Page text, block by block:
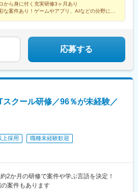
から身に付く充実研修3ヶ月あり
な案件あり！ゲームやアプリ、AIなどの分野に挑
応募する
スクール研修／96％が未経験／
上採用
職種未経験歓迎
約2か月の研修で案件や学ぶ言語を決定！
案件もあります